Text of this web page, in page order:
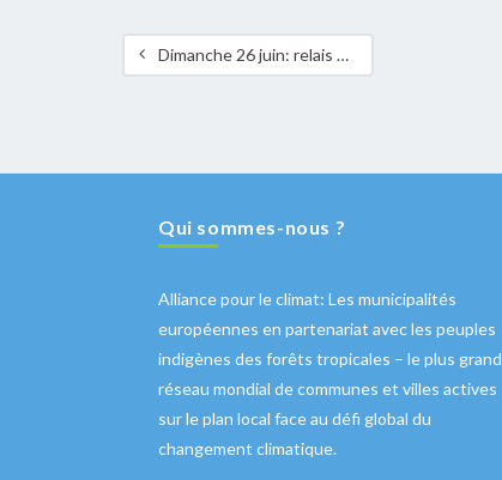
Dimanche 26 juin: relais pour le climat dans la vallée de l’Alzette
Qui sommes-nous ?
Alliance pour le climat: Les municipalités
européennes en partenariat avec les peuples
indigènes des forêts tropicales – le plus grand
réseau mondial de communes et villes actives
sur le plan local face au défi global du
changement climatique.